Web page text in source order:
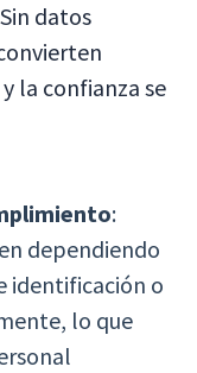
datos
la confianza se
:
dependiendo
identificación o
lo que